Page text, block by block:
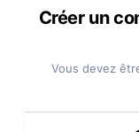
Créer un
Vous devez